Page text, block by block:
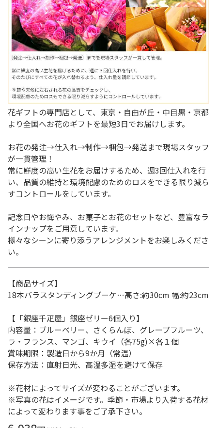
花ギフトの専門店として、東京・自由が丘・中目黒・京都
より全国へお花のギフトを最短3日でお届けします。
お花の発注→仕入れ→制作→梱包→発送まで現場スタッフ
が一貫管理！
常に鮮度の高い生花をお届けするため、週3回仕入れを行
い、品質の維持と環境配慮のためのロスをできる限り減ら
すコントロールをしています。
記念日やお悔やみ、お菓子とお花のセットなど、豊富なラ
インナップをご用意しています。
様々なシーンに寄り添うアレンジメントをお楽しみくださ
い。
【商品サイズ】
18本バラスタンディングブーケ…高さ:約30cm 幅:約23cm
【「銀座千疋屋」銀座ゼリー6個入り】
内容量：ブルーベリー、さくらんぼ、グレープフルーツ、
ラ・フランス、マンゴ、キウイ（各75g)×各１個
賞味期限：製造日から9か月（常温）
保存方法：直射日光、高温多湿を避けて保存
※花材によってサイズが変わることがございます。
※写真の花はイメージです。季節・市場より入荷する花材
によって変わります事をご了承下さい。